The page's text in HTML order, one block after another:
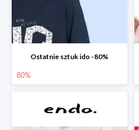
Ostatnie sztuk ido -80%
80%